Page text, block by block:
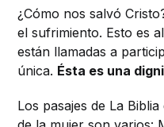
¿Cómo nos salvó
el sufrimiento. Esto es
están llamadas a
única. Ésta es una
Los pasajes de La